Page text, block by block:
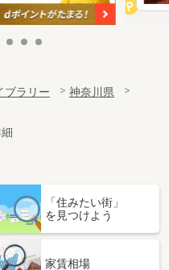
ブラリー
神奈川県
「住みたい街」
を見つけよう
家賃相場